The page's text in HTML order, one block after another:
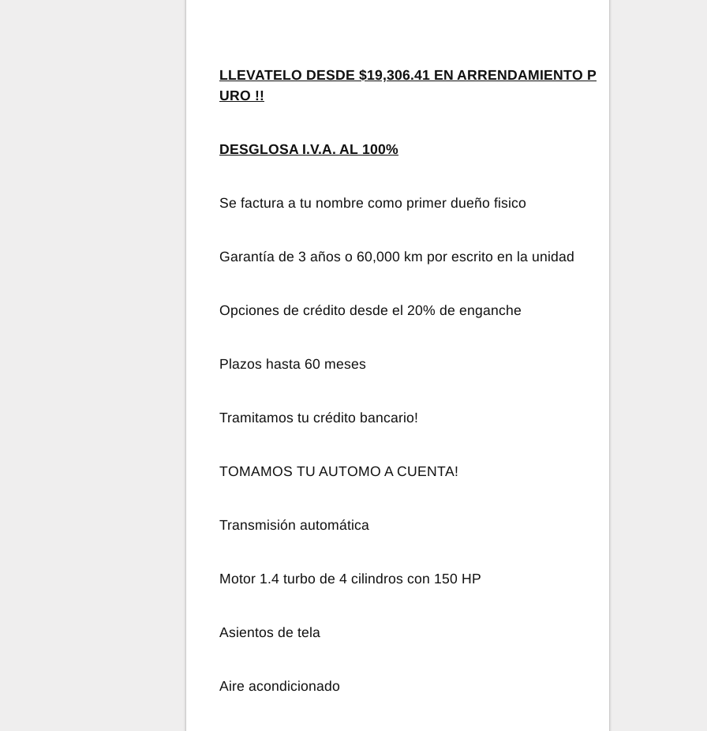
LLEVATELO DESDE $19,306.41 EN ARRENDAMIENTO P
URO !!
DESGLOSA I.V.A. AL 100%
Se factura a tu nombre como primer dueño fisico
Garantía de 3 años o 60,000 km por escrito en la unidad
Opciones de crédito desde el 20% de enganche
Plazos hasta 60 meses
Tramitamos tu crédito bancario!
TOMAMOS TU AUTOMO A CUENTA!
Transmisión automática
Motor 1.4 turbo de 4 cilindros con 150 HP
Asientos de tela
Aire acondicionado